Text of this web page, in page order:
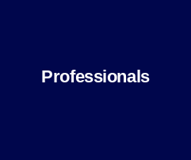
Professionals